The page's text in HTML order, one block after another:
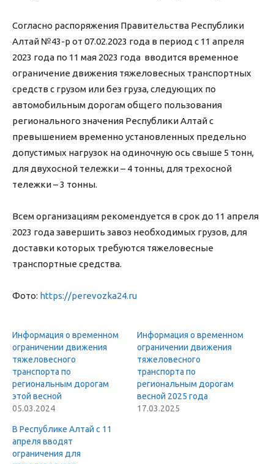
Согласно распоряжения Правительства Республики
Алтай №43-р от 07.02.2023 года в период с 11 апреля
2023 года по 11 мая 2023 года вводится временное
ограничение движения тяжеловесных транспортных
средств с грузом или без груза, следующих по
автомобильным дорогам общего пользования
регионального значения Республики Алтай с
превышением временно установленных предельно
допустимых нагрузок на одиночную ось свыше 5 тонн,
для двухосной тележки – 4 тонны, для трехосной
тележки – 3 тонны.
Всем организациям рекомендуется в срок до 11 апреля
2023 года завершить завоз необходимых грузов, для
доставки которых требуются тяжеловесные
транспортные средства.
Фото: https://perevozka24.ru
Информация о временном
ограничении движения
тяжеловесного
транспорта по
региональным дорогам
этой весной
05.03.2024
Информация о временном
ограничении движения
тяжеловесного
транспорта по
региональным дорогам
весной 2025 года
17.03.2025
В Республике Алтай с 11
апреля вводят
ограничения для